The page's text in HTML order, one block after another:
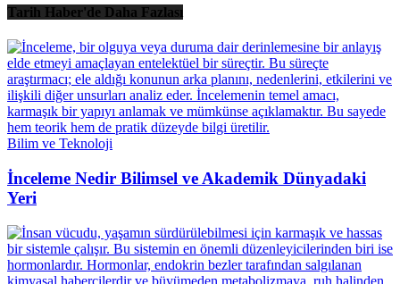
Tarih Haber'de Daha Fazlası
Bilim ve Teknoloji
İnceleme Nedir Bilimsel ve Akademik Dünyadaki
Yeri